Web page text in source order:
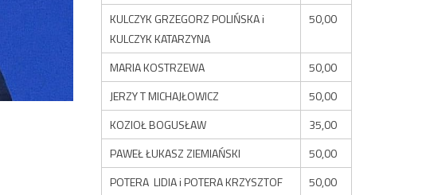
KULCZYK GRZEGORZ POLIŃSKA i
KULCZYK KATARZYNA
50,00
MARIA KOSTRZEWA
50,00
JERZY T MICHAJŁOWICZ
50,00
KOZIOŁ BOGUSŁAW
35,00
PAWEŁ ŁUKASZ ZIEMIAŃSKI
50,00
POTERA LIDIA i POTERA KRZYSZTOF
50,00